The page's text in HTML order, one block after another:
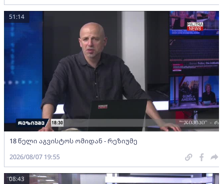
18 წელი აგვისტოს ომიდან - რეზიუმე
51:14
2026/08/07 19:55
08:43